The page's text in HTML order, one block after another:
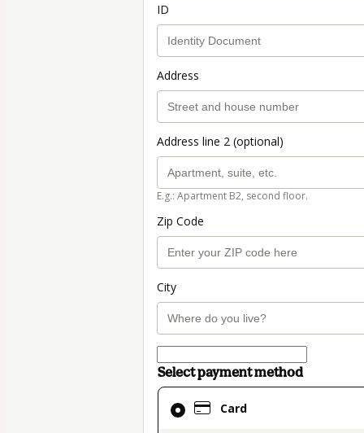
ID
Address
Address line 2 (optional)
E.g.: Apartment B2, second floor.
Zip Code
City
Select payment method
Card
Card
selected